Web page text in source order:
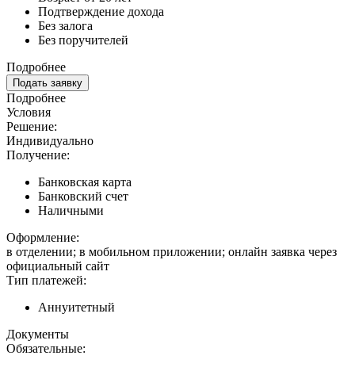
Подтверждение дохода
Без залога
Без поручителей
Подробнее
Подать заявку
Подробнее
Условия
Решение:
Индивидуально
Получение:
Банковская карта
Банковский счет
Наличными
Оформление:
в отделении; в мобильном приложении; онлайн заявка через
официальный сайт
Тип платежей:
Аннуитетный
Документы
Обязательные: